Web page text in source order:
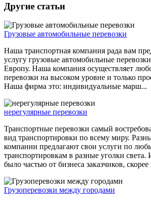
Другие статьи
Грузовые автомобильные перевозки
Наша транспортная компания рада вам
услугу грузовые автомобильные
Европу. Наша компания осуществляет
перевозки на высоком уровне и только
Наша фирма это: индивидуальные марш...
нерегулярные перевозки
Транспортные перевозки самый
вид транспортировки по всему миру.
компании предлагают свои услуги по
транспортировкам в разные уголки света.
было частью от бизнеса заказчиков, скорее
Грузоперевозки между городами